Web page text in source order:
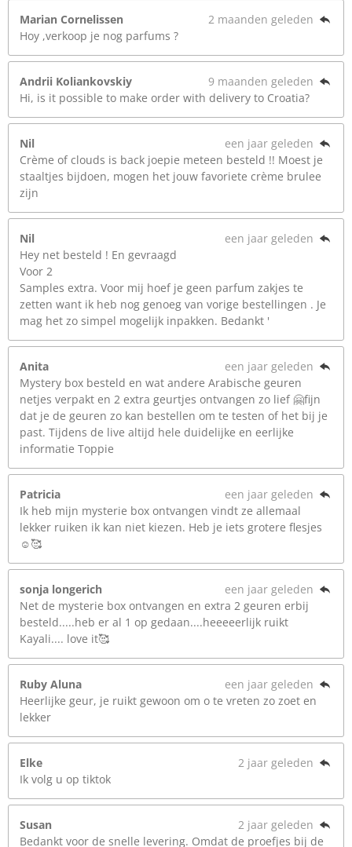
Marian Cornelissen
2 maanden geleden
Hoy ,verkoop je nog parfums ?
Andrii Koliankovskiy
9 maanden geleden
Hi, is it possible to make order with delivery to Croatia?
Nil
een jaar geleden
Crème of clouds is back joepie meteen besteld !! Moest je
staaltjes bijdoen, mogen het jouw favoriete crème brulee
zijn
Nil
een jaar geleden
Hey net besteld ! En gevraagd
Voor 2
Samples extra. Voor mij hoef je geen parfum zakjes te
zetten want ik heb nog genoeg van vorige bestellingen . Je
mag het zo simpel mogelijk inpakken. Bedankt '
Anita
een jaar geleden
Mystery box besteld en wat andere Arabische geuren
netjes verpakt en 2 extra geurtjes ontvangen zo lief 🤗fijn
dat je de geuren zo kan bestellen om te testen of het bij je
past. Tijdens de live altijd hele duidelijke en eerlijke
informatie Toppie
Patricia
een jaar geleden
Ik heb mijn mysterie box ontvangen vindt ze allemaal
lekker ruiken ik kan niet kiezen. Heb je iets grotere flesjes
☺️🥰
sonja longerich
een jaar geleden
Net de mysterie box ontvangen en extra 2 geuren erbij
besteld.....heb er al 1 op gedaan....heeeeerlijk ruikt
Kayali.... love it🥰
Ruby Aluna
een jaar geleden
Heerlijke geur, je ruikt gewoon om o te vreten zo zoet en
lekker
Elke
2 jaar geleden
Ik volg u op tiktok
Susan
2 jaar geleden
Bedankt voor de snelle levering. Omdat de proefjes bij de